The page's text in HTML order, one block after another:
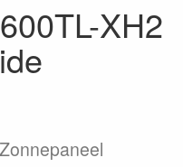
XH2